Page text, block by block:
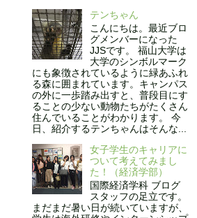
テンちゃん
こんにちは。最近ブロ
グメンバーになった
JJSです。 福山大学は
大学のシンボルマーク
にも象徴されているように緑あふれ
る森に囲まれています。キャンパス
の外に一歩踏み出すと、普段目にす
ることの少ない動物たちがたくさん
住んでいることがわかります。 今
日、紹介するテンちゃんはそんな...
女子学生のキャリアに
ついて考えてみまし
た！（経済学部）
国際経済学科 ブログ
スタッフの足立です。
まだまだ暑い日が続いていますが、